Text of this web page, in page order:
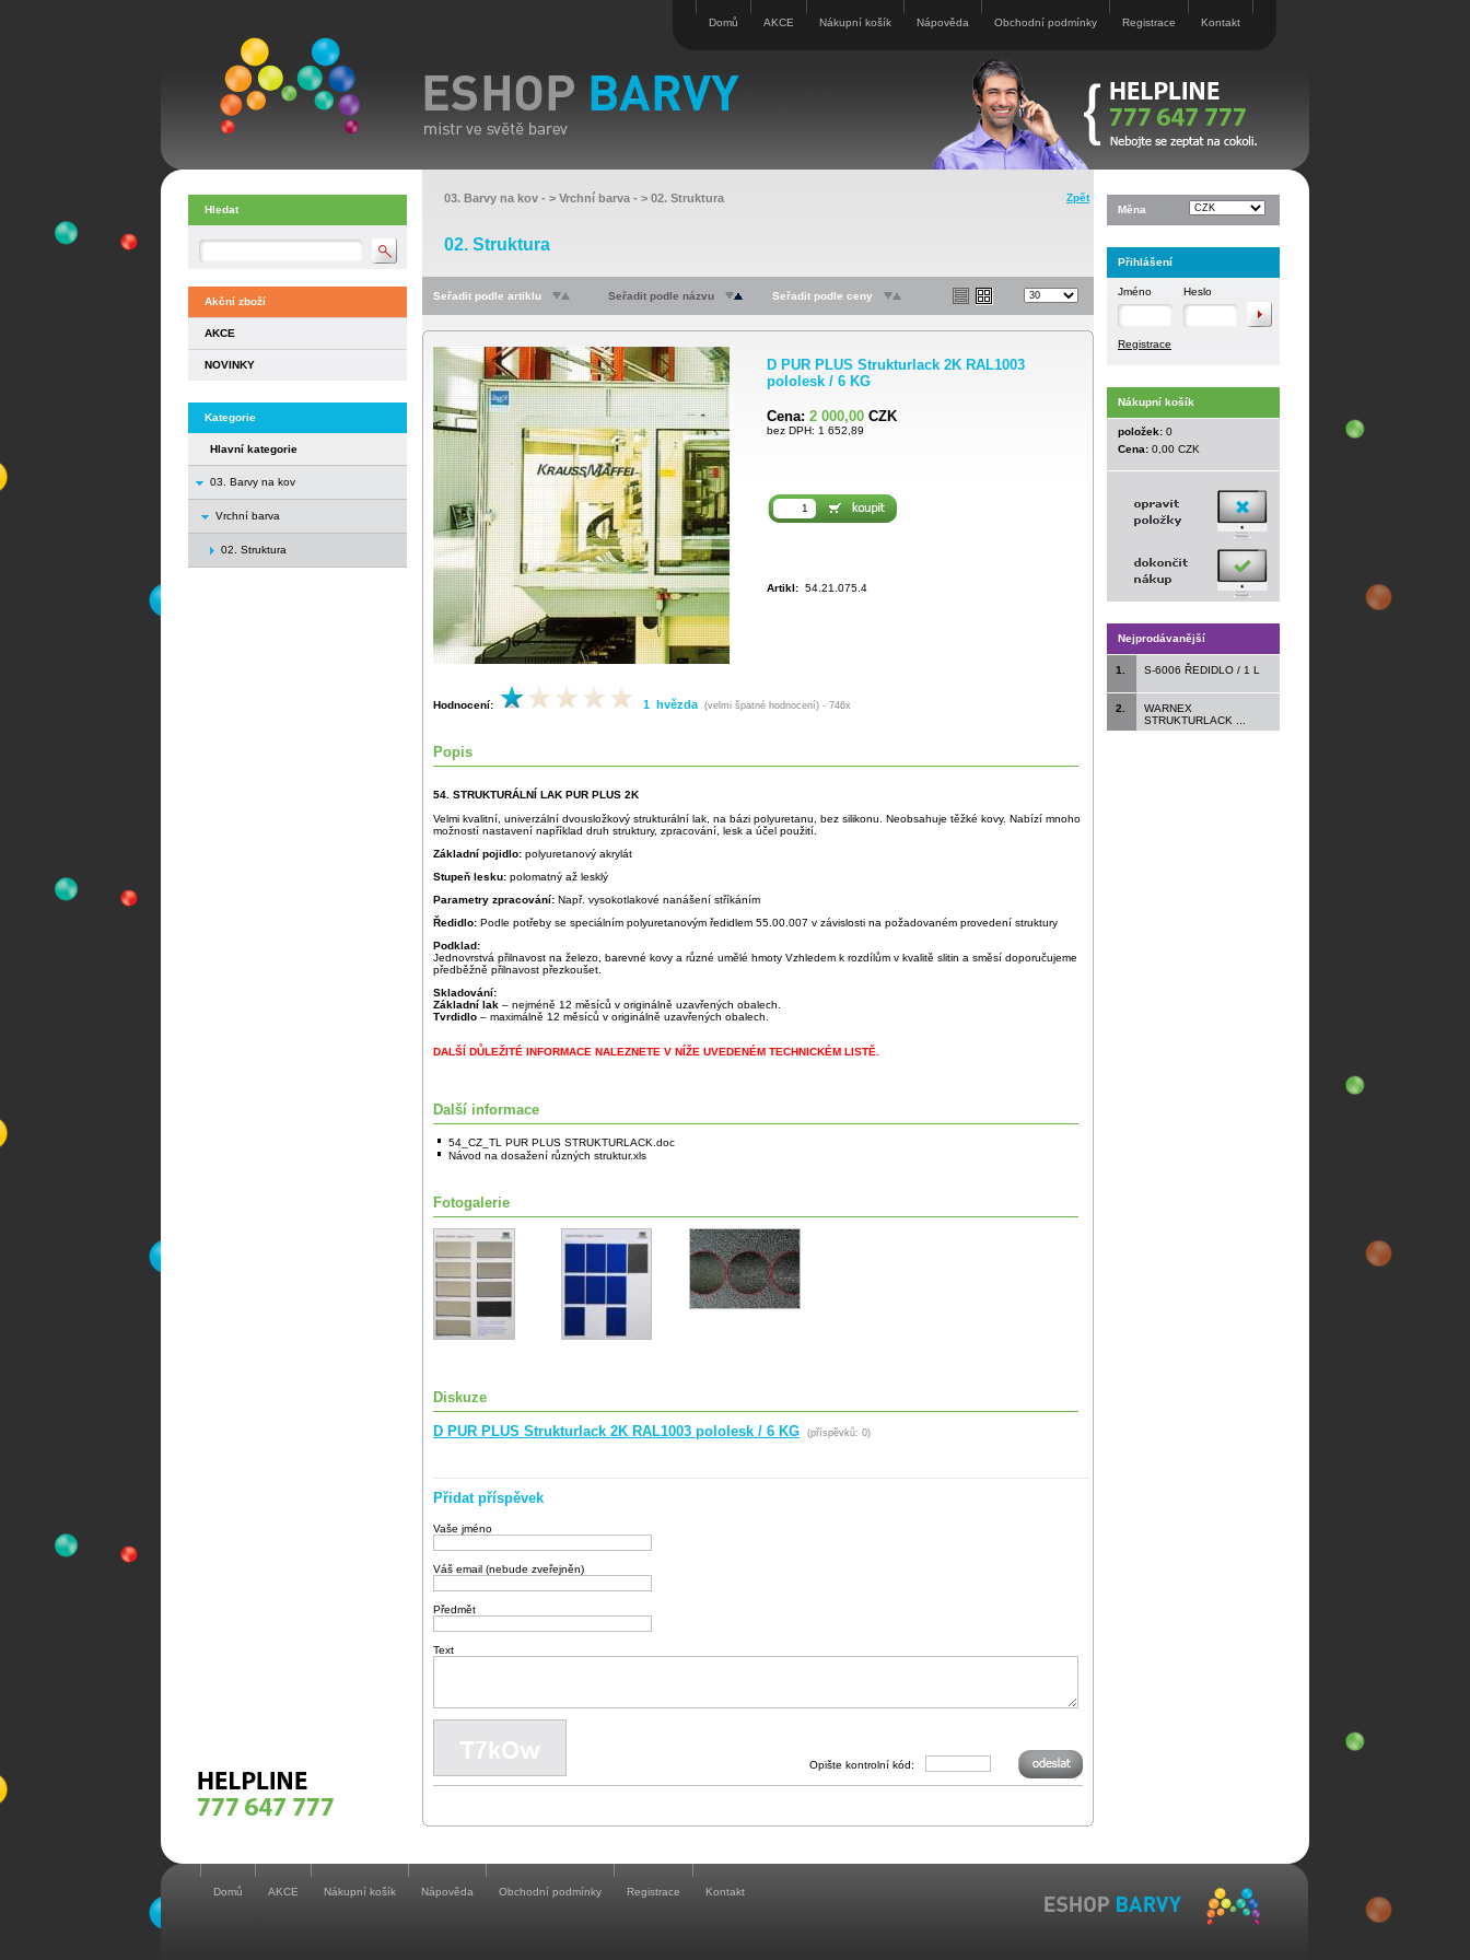
Domů AKCE Nákupní košík Nápověda Obchodní podmínky Registrace Kontakt
Hledat
Akční zboží
AKCE
NOVINKY
Kategorie
Hlavní kategorie
03. Barvy na kov
Vrchní barva
02. Struktura
03. Barvy na kov - > Vrchní barva - > 02. Struktura Zpět
02. Struktura
Seřadit podle artiklu Seřadit podle názvu Seřadit podle ceny
D PUR PLUS Strukturlack 2K RAL1003
pololesk / 6 KG
Cena: 2 000,00 CZK
bez DPH: 1 652,89
Artikl: 54.21.075.4
Hodnocení: 1 hvězda (velmi špatné hodnocení) - 746x
Popis
54. STRUKTURÁLNÍ LAK PUR PLUS 2K
Velmi kvalitní, univerzální dvousložkový strukturální lak, na bázi polyuretanu, bez silikonu. Neobsahuje těžké kovy. Nabízí mnoho
možností nastavení například druh struktury, zpracování, lesk a účel použití.
Základní pojidlo: polyuretanový akrylát
Stupeň lesku: polomatný až lesklý
Parametry zpracování: Např. vysokotlakové nanášení stříkáním
Ředidlo: Podle potřeby se speciálním polyuretanovým ředidlem 55.00.007 v závislosti na požadovaném provedení struktury
Podklad:
Jednovrstvá přilnavost na železo, barevné kovy a různé umělé hmoty Vzhledem k rozdílům v kvalitě slitin a směsí doporučujeme
předběžně přilnavost přezkoušet.
Skladování:
Základní lak – nejméně 12 měsíců v originálně uzavřených obalech.
Tvrdidlo – maximálně 12 měsíců v originálně uzavřených obalech.
DALŠÍ DŮLEŽITÉ INFORMACE NALEZNETE V NÍŽE UVEDENÉM TECHNICKÉM LISTĚ.
Další informace
54_CZ_TL PUR PLUS STRUKTURLACK.doc
Návod na dosažení různých struktur.xls
Fotogalerie
Diskuze
D PUR PLUS Strukturlack 2K RAL1003 pololesk / 6 KG (příspěvků: 0)
Přidat příspěvek
Vaše jméno
Váš email (nebude zveřejněn)
Předmět
Text
Opište kontrolní kód:
Měna
Přihlášení
Jméno Heslo
Registrace
Nákupní košík
položek: 0
Cena: 0,00 CZK
Nejprodávanější
1. S-6006 ŘEDIDLO / 1 L
2.
WARNEX
STRUKTURLACK ...
Domů AKCE Nákupní košík Nápověda Obchodní podmínky Registrace Kontakt